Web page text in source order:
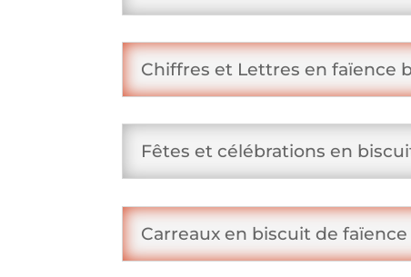
Chiffres et Lettres en faïence
Fêtes et célébrations en
Carreaux en biscuit de